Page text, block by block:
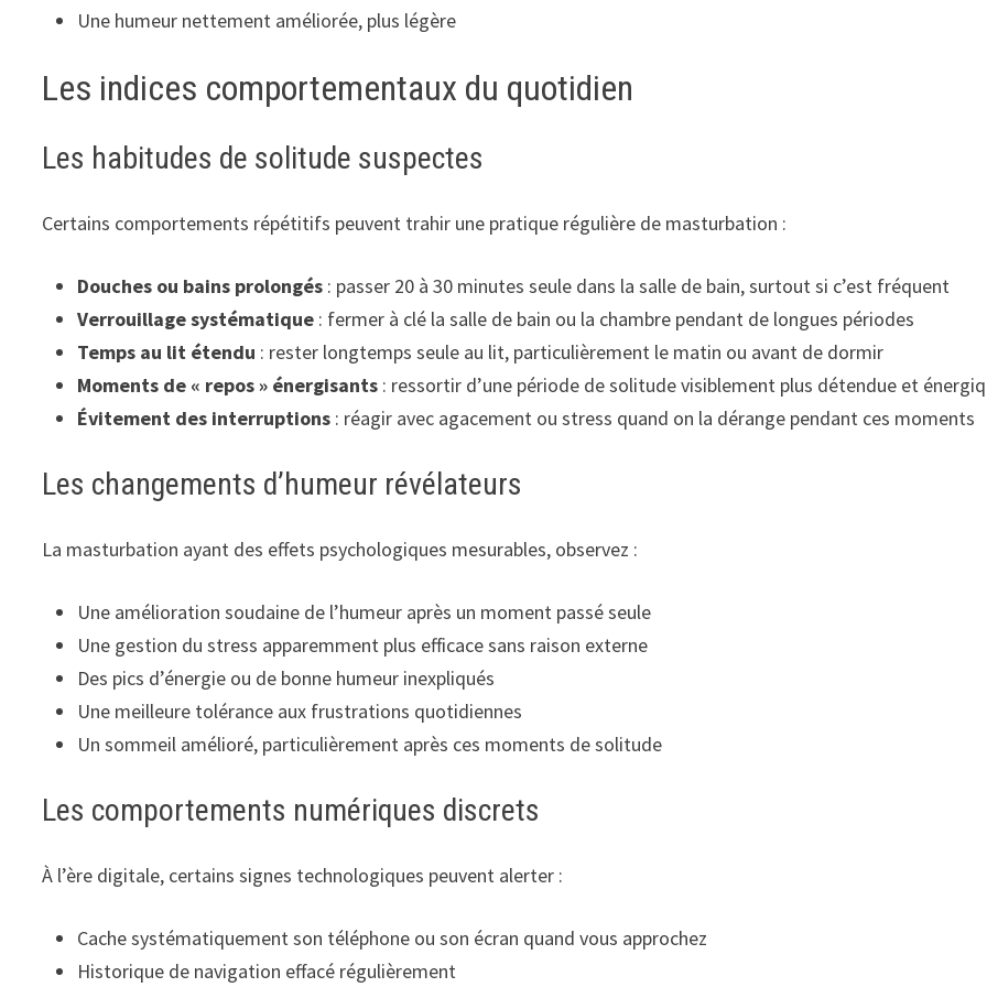
Une humeur nettement améliorée, plus légère
Les indices comportementaux du quotidien
Les habitudes de solitude suspectes
Certains comportements répétitifs peuvent trahir une pratique régulière de masturbation :
Douches ou bains prolongés : passer 20 à 30 minutes seule dans la salle de bain, surtout si c’est fréquent
Verrouillage systématique : fermer à clé la salle de bain ou la chambre pendant de longues périodes
Temps au lit étendu : rester longtemps seule au lit, particulièrement le matin ou avant de dormir
Moments de « repos » énergisants : ressortir d’une période de solitude visiblement plus détendue et
Évitement des interruptions : réagir avec agacement ou stress quand on la dérange pendant ces moments
Les changements d’humeur révélateurs
La masturbation ayant des effets psychologiques mesurables, observez :
Une amélioration soudaine de l’humeur après un moment passé seule
Une gestion du stress apparemment plus efficace sans raison externe
Des pics d’énergie ou de bonne humeur inexpliqués
Une meilleure tolérance aux frustrations quotidiennes
Un sommeil amélioré, particulièrement après ces moments de solitude
Les comportements numériques discrets
À l’ère digitale, certains signes technologiques peuvent alerter :
Cache systématiquement son téléphone ou son écran quand vous approchez
Historique de navigation effacé régulièrement